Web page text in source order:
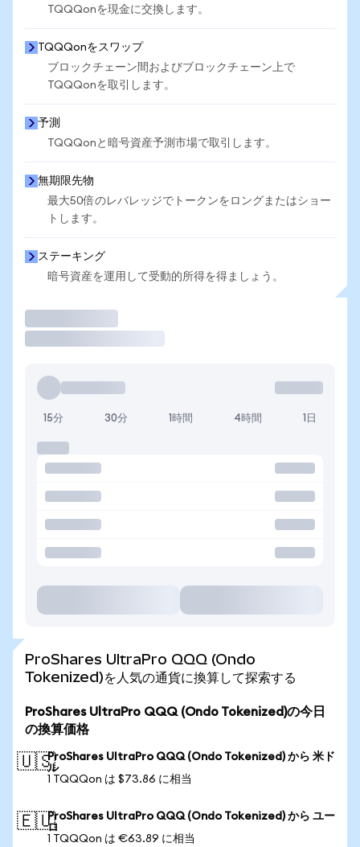
TQQQonを現金に交換します。
TQQQonをスワップ
ブロックチェーン間およびブロックチェーン上で
TQQQonを取引します。
予測
TQQQonと暗号資産予測市場で取引します。
無期限先物
最大50倍のレバレッジでトークンをロングまたはショー
トします。
ステーキング
暗号資産を運用して受動的所得を得ましょう。
15分 30分 1時間 4時間 1日
ProShares UltraPro QQQ (Ondo
Tokenized)を人気の通貨に換算して探索する
ProShares UltraPro QQQ (Ondo Tokenized)の今日
の換算価格
🇺🇸ProShares UltraPro QQQ (Ondo Tokenized) から 米ド
ル
1 TQQQon は $73.86 に相当
🇪🇺ProShares UltraPro QQQ (Ondo Tokenized) から ユー
ロ
1 TQQQon は €63.89 に相当